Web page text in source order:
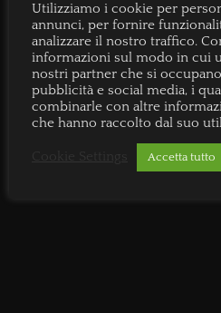
Utilizziamo i cookie per
annunci, per fornire
analizzare il nostro traffico.
informazioni sul modo in cui
nostri partner che si
pubblicità e social media, i
combinarle con altre
che hanno raccolto dal suo
Accetta tutto